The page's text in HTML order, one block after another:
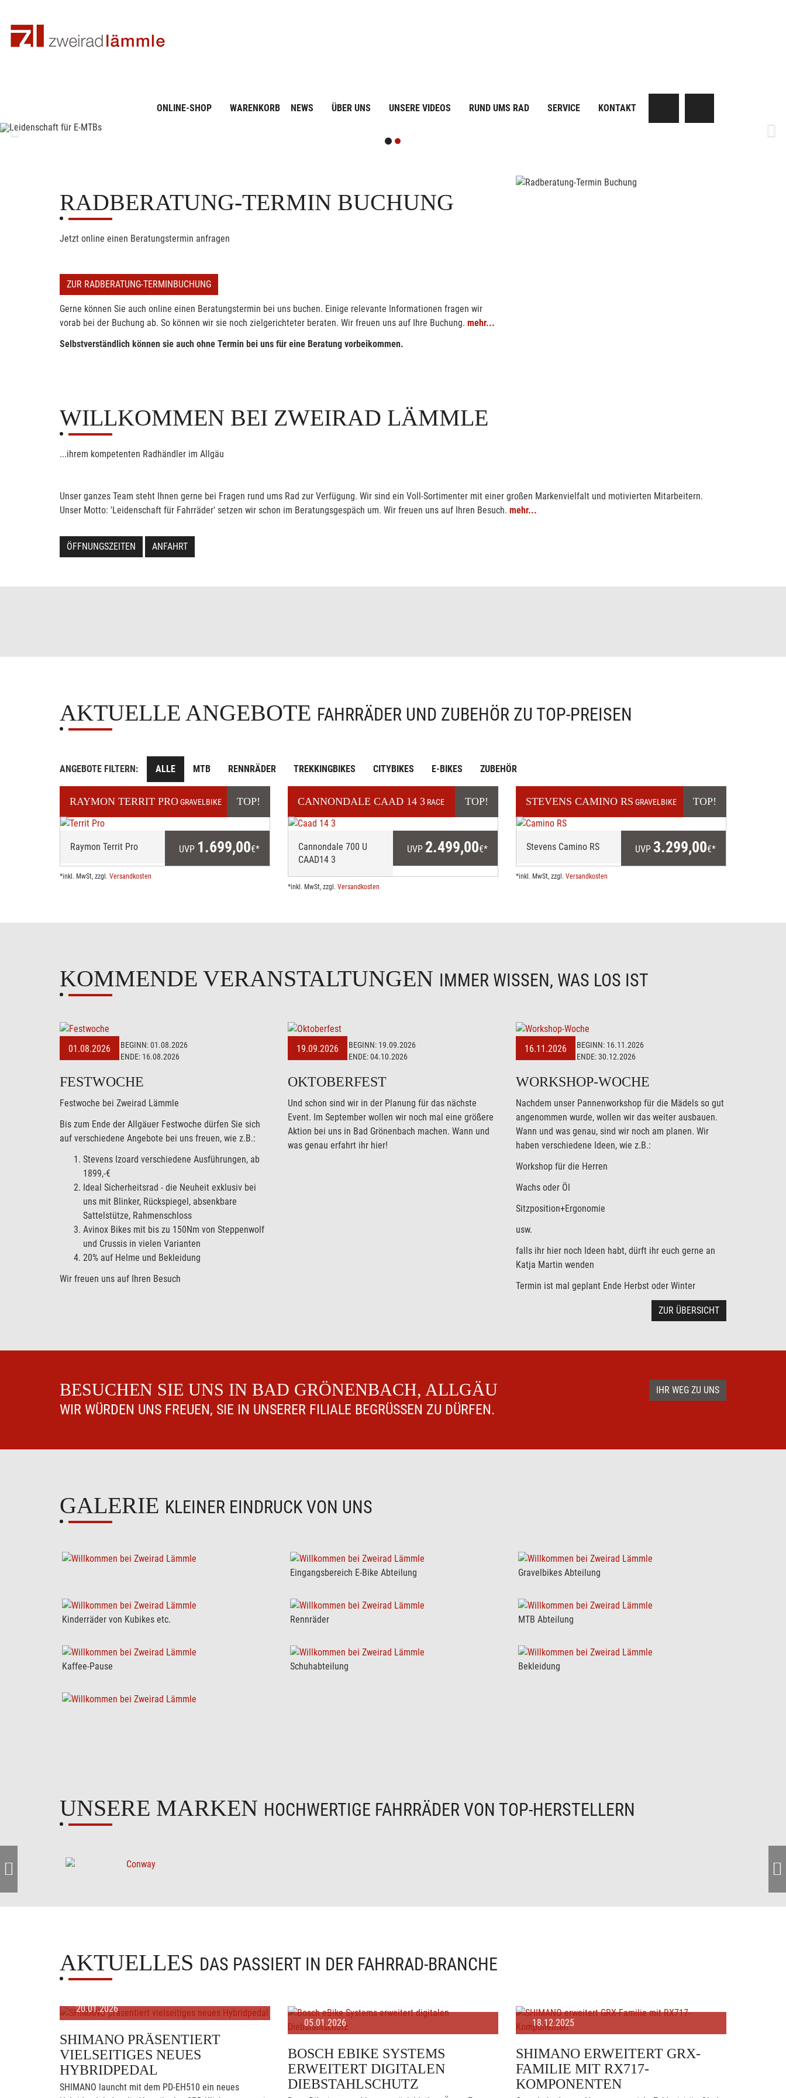
ONLINE-SHOP WARENKORB NEWS ÜBER UNS UNSERE VIDEOS RUND UMS RAD SERVICE KONTAKT
Previous
RADBERATUNG-TERMIN BUCHUNG
Jetzt online einen Beratungstermin anfragen
ZUR RADBERATUNG-TERMINBUCHUNG
Gerne können Sie auch online einen Beratungstermin bei uns buchen. Einige relevante Informationen fragen wir
vorab bei der Buchung ab. So können wir sie noch zielgerichteter beraten. Wir freuen uns auf Ihre Buchung. mehr...
Selbstverständlich können sie auch ohne Termin bei uns für eine Beratung vorbeikommen.
WILLKOMMEN BEI ZWEIRAD LÄMMLE
...ihrem kompetenten Radhändler im Allgäu
Unser ganzes Team steht Ihnen gerne bei Fragen rund ums Rad zur Verfügung. Wir sind ein Voll-Sortimenter mit einer großen Markenvielfalt und motivierten Mitarbeitern.
Unser Motto: 'Leidenschaft für Fahrräder' setzen wir schon im Beratungsgespäch um. Wir freuen uns auf Ihren Besuch. mehr...
ÖFFNUNGSZEITEN ANFAHRT
AKTUELLE ANGEBOTE FAHRRÄDER UND ZUBEHÖR ZU TOP-PREISEN
ANGEBOTE FILTERN: ALLE MTB RENNRÄDER TREKKINGBIKES CITYBIKES E-BIKES ZUBEHÖR
RAYMON TERRIT PROGRAVELBIKE TOP!
Raymon Territ Pro UVP 1.699,00€*
*inkl. MwSt, zzgl. Versandkosten
CANNONDALE CAAD 14 3 RACE TOP!
Cannondale 700 U
CAAD14 3
UVP 2.499,00€*
*inkl. MwSt, zzgl. Versandkosten
STEVENS CAMINO RS GRAVELBIKE TOP!
Stevens Camino RS UVP 3.299,00€*
*inkl. MwSt, zzgl. Versandkosten
KOMMENDE VERANSTALTUNGEN IMMER WISSEN, WAS LOS IST
01.08.2026 BEGINN:01.08.2026
ENDE: 16.08.2026
FESTWOCHE
Festwoche bei Zweirad Lämmle
Bis zum Ende der Allgäuer Festwoche dürfen Sie sich
auf verschiedene Angebote bei uns freuen, wie z.B.:
Stevens Izoard verschiedene Ausführungen, ab
1899,-€
Ideal Sicherheitsrad - die Neuheit exklusiv bei
uns mit Blinker, Rückspiegel, absenkbare
Sattelstütze, Rahmenschloss
Avinox Bikes mit bis zu 150Nm von Steppenwolf
und Crussis in vielen Varianten
20% auf Helme und Bekleidung
Wir freuen uns auf Ihren Besuch
19.09.2026 BEGINN: 19.09.2026
ENDE:04.10.2026
OKTOBERFEST
Und schon sind wir in der Planung für das nächste
Event. Im September wollen wir noch mal eine größere
Aktion bei uns in Bad Grönenbach machen. Wann und
was genau erfahrt ihr hier!
16.11.2026 BEGINN: 16.11.2026
ENDE:30.12.2026
WORKSHOP-WOCHE
Nachdem unser Pannenworkshop für die Mädels so gut
angenommen wurde, wollen wir das weiter ausbauen.
Wann und was genau, sind wir noch am planen. Wir
haben verschiedene Ideen, wie z.B.:
Workshop für die Herren
Wachs oder Öl
Sitzposition+Ergonomie
usw.
falls ihr hier noch Ideen habt, dürft ihr euch gerne an
Katja Martin wenden
Termin ist mal geplant Ende Herbst oder Winter
ZUR ÜBERSICHT
BESUCHEN SIE UNS IN BAD GRÖNENBACH, ALLGÄU
WIR WÜRDEN UNS FREUEN, SIE IN UNSERER FILIALE BEGRÜSSEN ZU DÜRFEN.
IHR WEG ZU UNS
GALERIE KLEINER EINDRUCK VON UNS
Eingangsbereich E-Bike Abteilung Gravelbikes Abteilung
Kinderräder von Kubikes etc. Rennräder MTB Abteilung
Kaffee-Pause Schuhabteilung Bekleidung
UNSERE MARKEN HOCHWERTIGE FAHRRÄDER VON TOP-HERSTELLERN
AKTUELLES DAS PASSIERT IN DER FAHRRAD-BRANCHE
20.01.2026
SHIMANO PRÄSENTIERT
VIELSEITIGES NEUES
HYBRIDPEDAL
SHIMANO launcht mit dem PD-EH510 ein neues
05.01.2026
BOSCH EBIKE SYSTEMS
ERWEITERT DIGITALEN
DIEBSTAHLSCHUTZ
18.12.2025
SHIMANO ERWEITERT GRX-
FAMILIE MIT RX717-
KOMPONENTEN